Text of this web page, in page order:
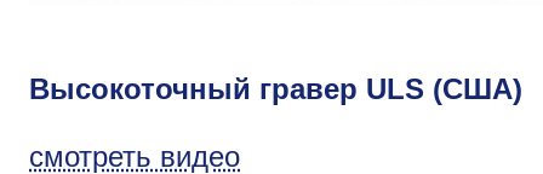
Высокоточный гравер ULS (США)
смотреть видео